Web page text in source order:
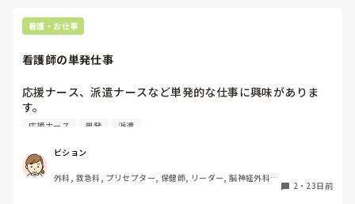
看護・お仕事
看護師の単発仕事
応援ナース、派遣ナースなど単発的な仕事に興味がありま
す。
実際働いているかた、どうですか？
応援ナース 単発 派遣
ビション
外科, 救急科, プリセプター, 保健師, リーダー, 脳神経外科,
2 ・ 23日前